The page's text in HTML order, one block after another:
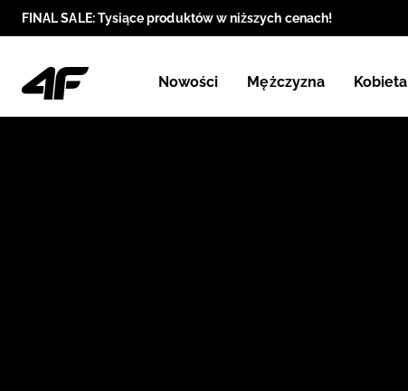
FINAL SALE: Tysiące produktów w niższych cenach!
Nowości Mężczyzna Kobieta